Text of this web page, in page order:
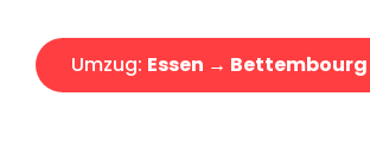
Umzug: Essen → Bettembourg